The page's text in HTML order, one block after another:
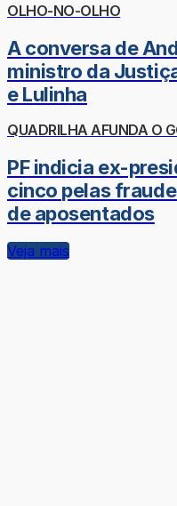
OLHO-NO-OLHO
A conversa de
ministro da
e Lulinha
QUADRILHA AFUNDA O
PF indicia ex-
cinco pelas
de aposentados
Veja mais